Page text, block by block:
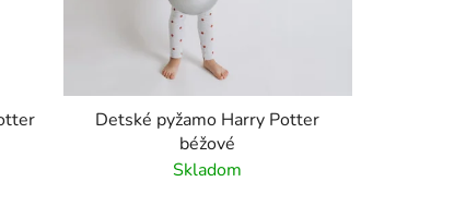
t
o
Detské pyžamo Harry Potter
béžové
Skladom